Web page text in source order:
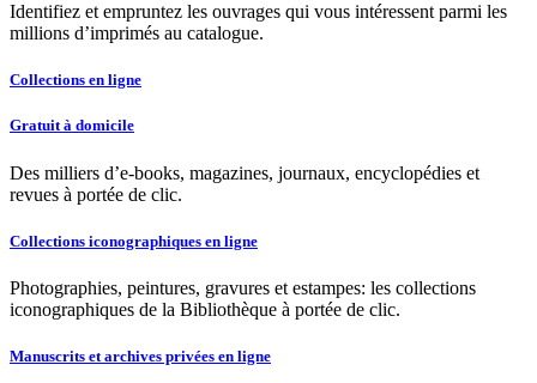
Identifiez et empruntez les ouvrages qui vous intéressent parmi les
millions d’imprimés au catalogue.
Collections en ligne
Gratuit à domicile
Des milliers d’e-books, magazines, journaux, encyclopédies et
revues à portée de clic.
Collections iconographiques en ligne
Photographies, peintures, gravures et estampes: les collections
iconographiques de la Bibliothèque à portée de clic.
Manuscrits et archives privées en ligne